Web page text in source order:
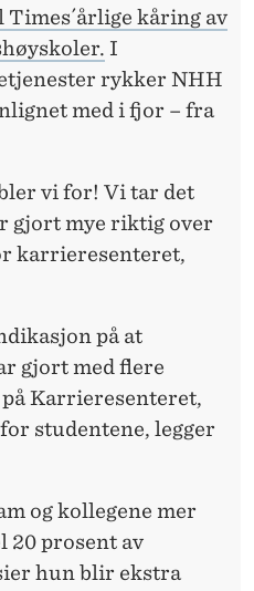
Times´årlige kåring av
I
rykker NHH
med i fjor – fra
vi for! Vi tar det
gjort mye riktig over
karrieresenteret,
på at
gjort med flere
Karrieresenteret,
studentene, legger
og kollegene mer
20 prosent av
hun blir ekstra